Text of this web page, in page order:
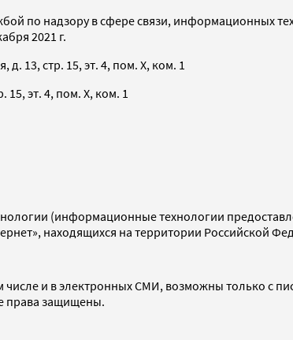
по надзору в сфере связи, информационных
2021 г.
13, стр. 15, эт. 4, пом. X, ком. 1
15, эт. 4, пом. X, ком. 1
(информационные технологии
находящихся на территории Российской
и в электронных СМИ, возможны только с
права защищены.